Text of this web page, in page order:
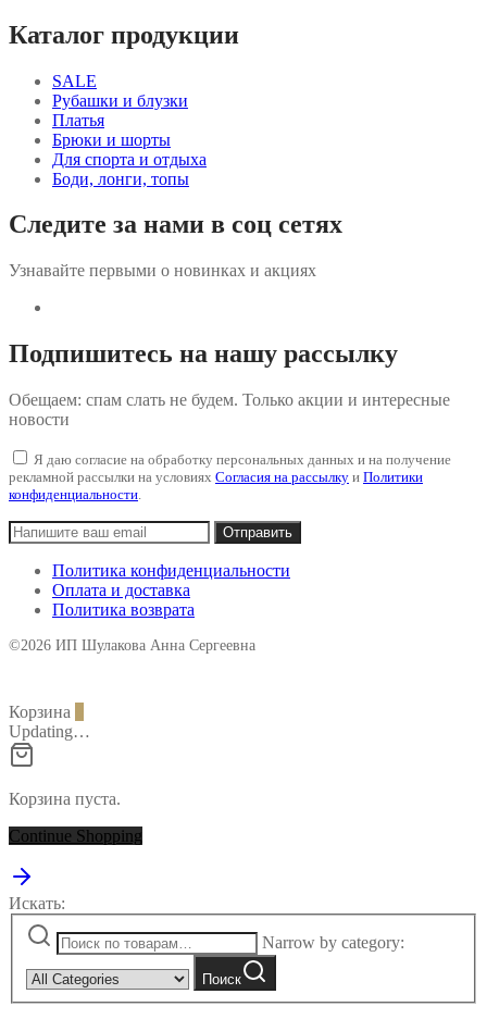
Каталог продукции
SALE
Рубашки и блузки
Платья
Брюки и шорты
Для спорта и отдыха
Боди, лонги, топы
Следите за нами в соц сетях
Узнавайте первыми о новинках и акциях
Подпишитесь на нашу рассылку
Обещаем: спам слать не будем. Только акции и интересные
новости
Я даю согласие на обработку персональных данных и на получение
рекламной рассылки на условиях Согласия на рассылку и Политики
конфиденциальности.
Политика конфиденциальности
Оплата и доставка
Политика возврата
©2026 ИП Шулакова Анна Сергеевна
Корзина
Updating…
Корзина пуста.
Continue Shopping
Искать:
Narrow by category:
Поиск